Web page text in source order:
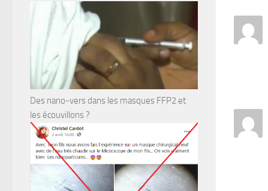
Des nano-vers dans les masques FFP2 et
les écouvillons ?